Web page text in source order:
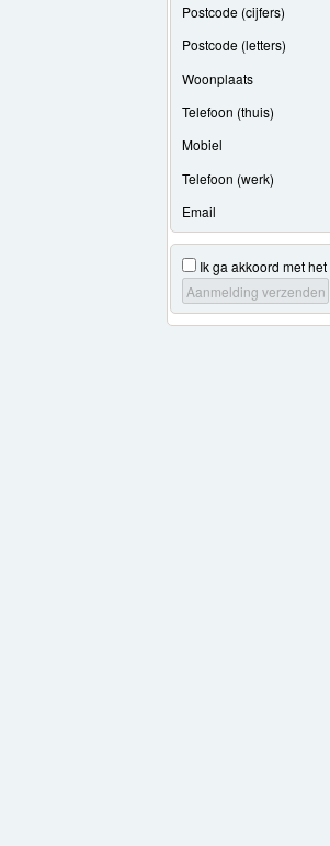
Postcode (cijfers)
Postcode (letters)
Woonplaats
Telefoon (thuis)
Mobiel
Telefoon (werk)
Email
Ik ga akkoord met het